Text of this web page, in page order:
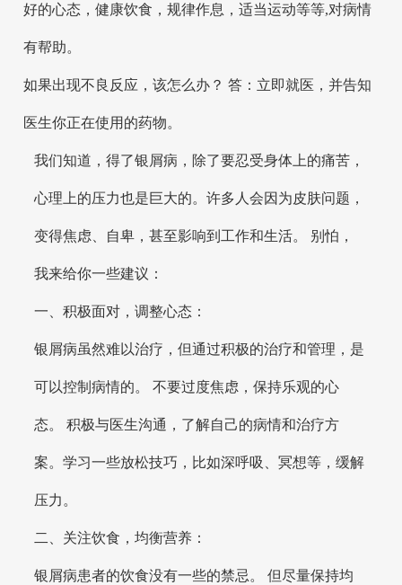
好的心态，健康饮食，规律作息，适当运动等等,对病情
有帮助。
如果出现不良反应，该怎么办？ 答：立即就医，并告知
医生你正在使用的药物。
我们知道，得了银屑病，除了要忍受身体上的痛苦，
心理上的压力也是巨大的。许多人会因为皮肤问题，
变得焦虑、自卑，甚至影响到工作和生活。 别怕，
我来给你一些建议：
一、积极面对，调整心态：
银屑病虽然难以治疗，但通过积极的治疗和管理，是
可以控制病情的。 不要过度焦虑，保持乐观的心
态。 积极与医生沟通，了解自己的病情和治疗方
案。学习一些放松技巧，比如深呼吸、冥想等，缓解
压力。
二、关注饮食，均衡营养：
银屑病患者的饮食没有一些的禁忌。 但尽量保持均